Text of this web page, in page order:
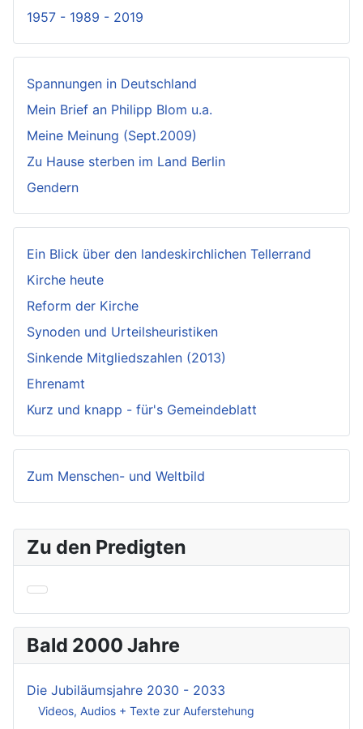
Zu den Predigten
Bald 2000 Jahre
Die Jubiläumsjahre 2030 - 2033
Videos, Audios + Texte zur Auferstehung
1957 - 1989 - 2019
Spannungen in Deutschland
Mein Brief an Philipp Blom u.a.
Meine Meinung (Sept.2009)
Zu Hause sterben im Land Berlin
Gendern
Ein Blick über den landeskirchlichen Tellerrand
Kirche heute
Reform der Kirche
Synoden und Urteilsheuristiken
Sinkende Mitgliedszahlen (2013)
Ehrenamt
Kurz und knapp - für's Gemeindeblatt
Zum Menschen- und Weltbild